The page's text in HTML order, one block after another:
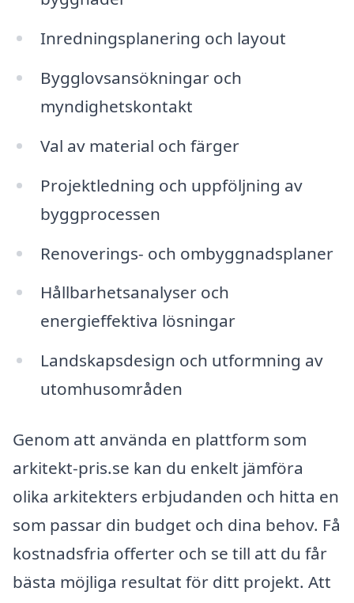
Inredningsplanering och layout
Bygglovsansökningar och
myndighetskontakt
Val av material och färger
Projektledning och uppföljning av
byggprocessen
Renoverings- och ombyggnadsplaner
Hållbarhetsanalyser och
energieffektiva lösningar
Landskapsdesign och utformning av
utomhusområden
Genom att använda en plattform som
arkitekt-pris.se kan du enkelt jämföra
olika arkitekters erbjudanden och hitta en
som passar din budget och dina behov. Få
kostnadsfria offerter och se till att du får
bästa möjliga resultat för ditt projekt. Att